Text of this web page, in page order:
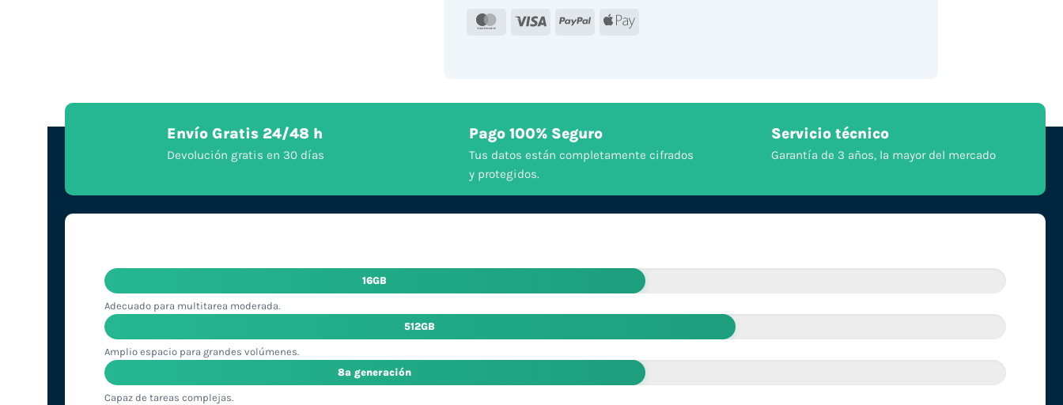
MasterCard
Visa PayPal Apple
Envío Gratis 24/48 h
Devolución gratis en 30 días
Pago 100% Seguro
Tus datos están completamente cifrados
y protegidos.
Servicio técnico
Garantía de 3 años, la mayor del mercado
16GB
Adecuado para multitarea moderada.
512GB
Amplio espacio para grandes volúmenes.
8ª generación
Capaz de tareas complejas.